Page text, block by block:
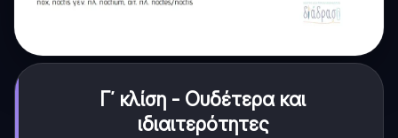
Γ΄ κλίση - Ουδέτερα και
ιδιαιτερότητες